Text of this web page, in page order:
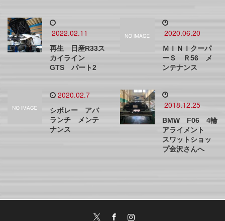
2022.02.11
再生 日産R33ス
カイライン
GTS パート2
2020.06.20
ＭＩＮＩクーパ
ーＳ Ｒ56 メ
ンテナンス
2020.02.7
シボレー アバ
ランチ メンテ
ナンス
2018.12.25
BMW F06 4輪
アライメント
スワットショッ
プ金沢さんへ
Instagram